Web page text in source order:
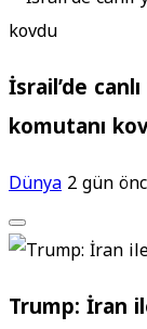
İsrail’de
komutanı
Dünya2 gün
Trump: İran